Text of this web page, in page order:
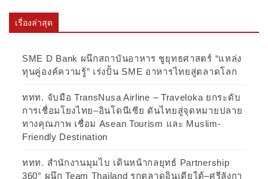
เรื่องล่าสุด
SME D Bank ผนึกสถาบันอาหาร ชูยุทธศาสตร์ “แหล่ง
ทุนคู่องค์ความรู้” เร่งปั้น SME อาหารไทยสู่ตลาดโลก
ททท. จับมือ TransNusa Airline – Traveloka ยกระดับ
การเชื่อมโยงไทย–อินโดนีเซีย ดันไทยสู่จุดหมายปลาย
ทางคุณภาพ เชื่อม Asean Tourism และ Muslim-
Friendly Destination
ททท. สำนักงานมุมไบ เดินหน้ากลยุทธ์ Partnership
360° ผนึก Team Thailand รุกตลาดอินเดียใต้–ศรีลังกา